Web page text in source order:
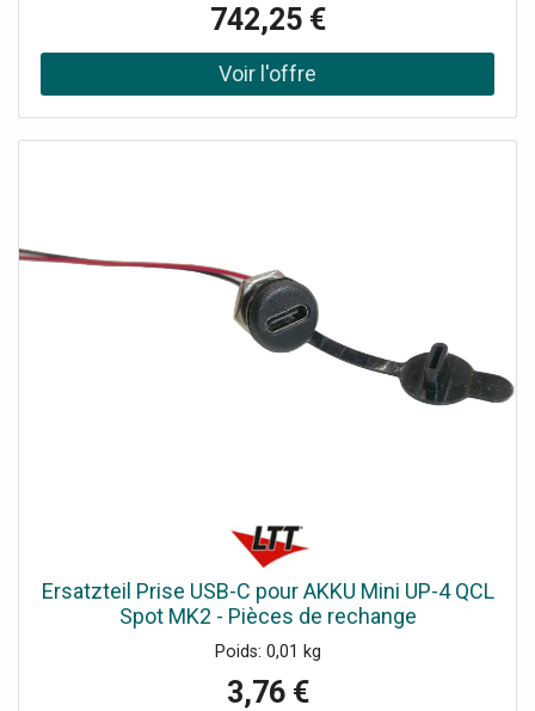
Ethernet, Wi-Fi, Modbus RS-485, Modbus TCP/IP.
742,25 €
Ersatzteil Prise USB-C pour AKKU Mini UP-4 QCL
Spot MK2 - Pièces de rechange
Poids: 0,01 kg
3,76 €